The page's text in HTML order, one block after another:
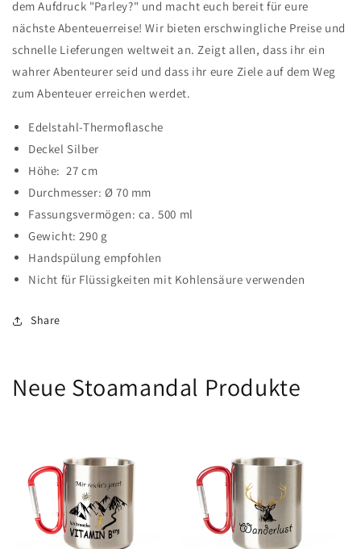
dem Aufdruck "Parley?" und macht euch bereit für eure
nächste Abenteuerreise! Wir bieten erschwingliche Preise und
schnelle Lieferungen weltweit an. Zeigt allen, dass ihr ein
wahrer Abenteurer seid und dass ihr eure Ziele auf dem Weg
zum Abenteuer erreichen werdet.
Edelstahl-Thermoflasche
Deckel Silber
Höhe: 27 cm
Durchmesser: Ø 70 mm
Fassungsvermögen: ca. 500 ml
Gewicht: 290 g
Handspülung empfohlen
Nicht für Flüssigkeiten mit Kohlensäure verwenden
Share
Neue Stoamandal Produkte